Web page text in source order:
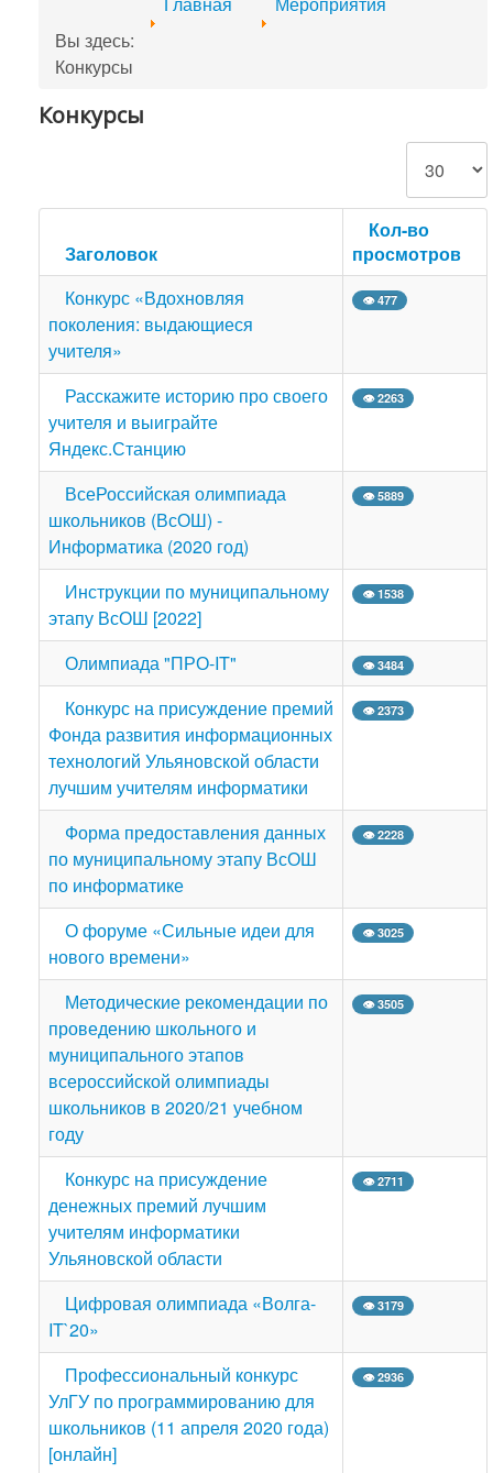
Вы здесь:
Конкурсы
Конкурсы
Кол-во
Заголовок
Кол-во
просмотров
Конкурс «Вдохновляя
поколения: выдающиеся
учителя»
👁 477
Расскажите историю про своего
учителя и выиграйте
Яндекс.Станцию
👁 2263
ВсеРоссийская олимпиада
школьников (ВсОШ) -
Информатика (2020 год)
👁 5889
Инструкции по муниципальному
этапу ВсОШ [2022]
👁 1538
Олимпиада "ПРО-IT" 👁 3484
Конкурс на присуждение премий
Фонда развития информационных
технологий Ульяновской области
лучшим учителям информатики
👁 2373
Форма предоставления данных
по муниципальному этапу ВсОШ
по информатике
👁 2228
О форуме «Сильные идеи для
нового времени»
👁 3025
Методические рекомендации по
проведению школьного и
муниципального этапов
всероссийской олимпиады
школьников в 2020/21 учебном
году
👁 3505
Конкурс на присуждение
денежных премий лучшим
учителям информатики
Ульяновской области
👁 2711
Цифровая олимпиада «Волга-
IT`20»
👁 3179
Профессиональный конкурс
УлГУ по программированию для
школьников (11 апреля 2020 года)
[онлайн]
👁 2936